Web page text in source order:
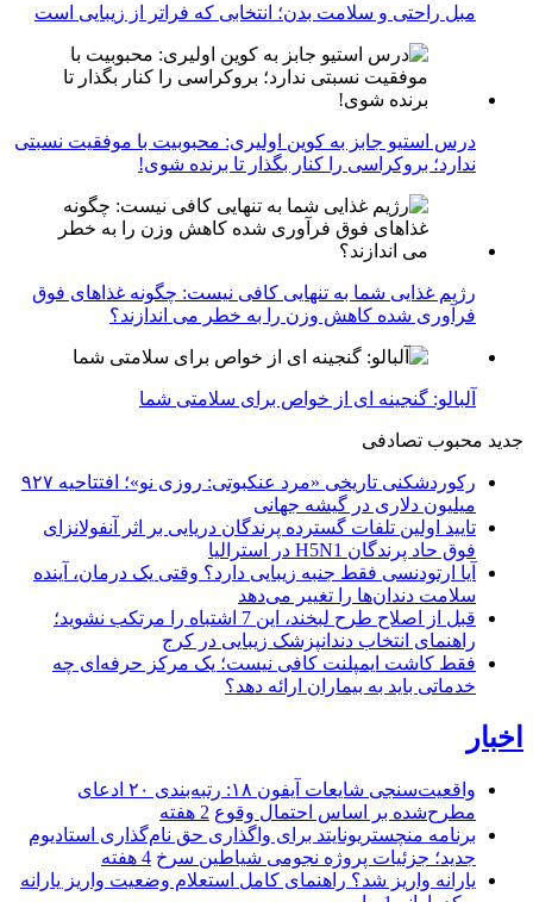
مبل راحتی و سلامت بدن؛ انتخابی که فراتر از زیبایی است
درس استیو جابز به کوین اولیری: محبوبیت با موفقیت نسبتی
ندارد؛ بروکراسی را کنار بگذار تا برنده شوی!
رژیم غذایی شما به تنهایی کافی نیست: چگونه غذاهای فوق
فرآوری شده کاهش وزن را به خطر می اندازند؟
آلبالو: گنجینه ای از خواص برای سلامتی شما
جدید محبوب تصادفی
رکوردشکنی تاریخی «مرد عنکبوتی: روزی نو»؛ افتتاحیه ۹۲۷
میلیون دلاری در گیشه جهانی
تایید اولین تلفات گسترده پرندگان دریایی بر اثر آنفولانزای
فوق حاد پرندگان H5N1 در استرالیا
آیا ارتودنسی فقط جنبه زیبایی دارد؟ وقتی یک درمان، آینده
سلامت دندان‌ها را تغییر می‌دهد
قبل از اصلاح طرح لبخند، این 7 اشتباه را مرتکب نشوید؛
راهنمای انتخاب دندانپزشک زیبایی در کرج
فقط کاشت ایمپلنت کافی نیست؛ یک مرکز حرفه‌ای چه
خدماتی باید به بیماران ارائه دهد؟
اخبار
واقعیت‌سنجی شایعات آیفون ۱۸: رتبه‌بندی ۲۰ ادعای
مطرح‌شده بر اساس احتمال وقوع 2 هفته
برنامه منچستریونایتد برای واگذاری حق نام‌گذاری استادیوم
جدید؛ جزئیات پروژه نجومی شیاطین سرخ 4 هفته
یارانه واریز شد؟ راهنمای کامل استعلام وضعیت واریز یارانه